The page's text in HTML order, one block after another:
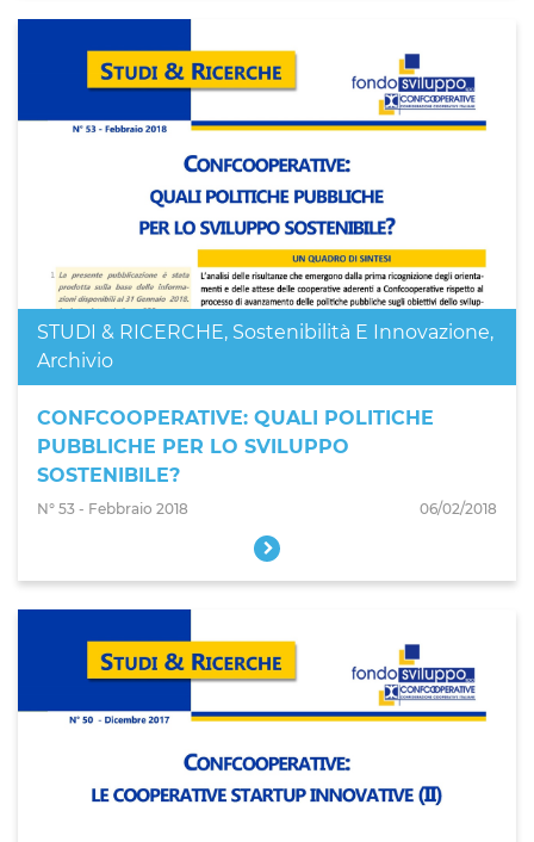
STUDI & RICERCHE, Sostenibilità E Innovazione,
Archivio
CONFCOOPERATIVE: QUALI POLITICHE
PUBBLICHE PER LO SVILUPPO
SOSTENIBILE?
N° 53 - Febbraio 2018 06/02/2018